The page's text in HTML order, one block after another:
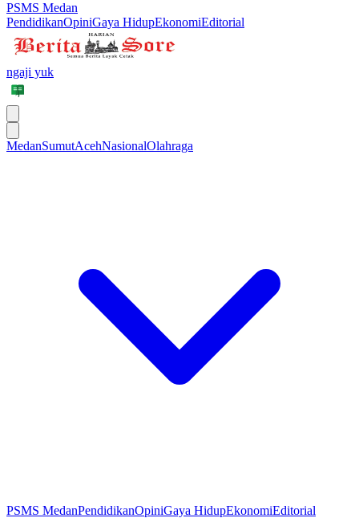
PSMS Medan
PendidikanOpiniGaya HidupEkonomiEditorial
ngaji yuk
MedanSumutAcehNasionalOlahraga
PSMS MedanPendidikanOpiniGaya HidupEkonomiEditorial